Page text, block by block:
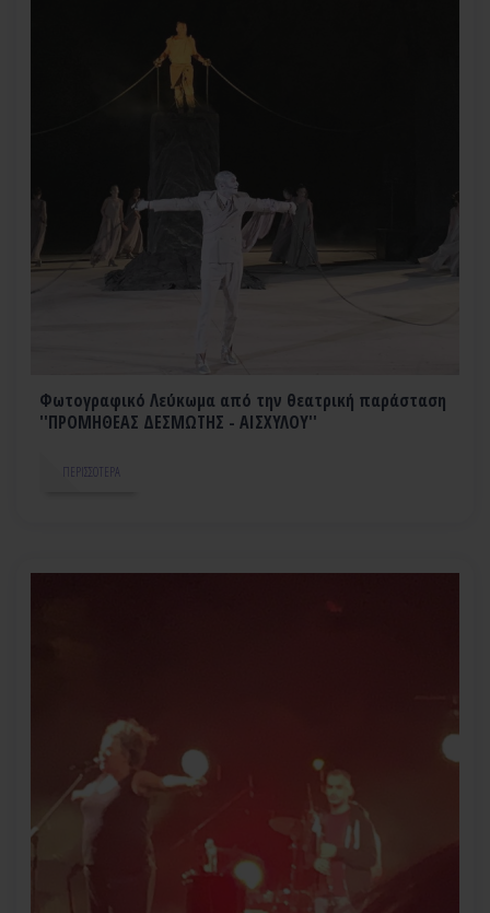
Φωτογραφικό Λεύκωμα από την θεατρική παράσταση
''ΠΡΟΜΗΘΕΑΣ ΔΕΣΜΩΤΗΣ - ΑΙΣΧΥΛΟΥ''
ΠΕΡΙΣΣΌΤΕΡΑ